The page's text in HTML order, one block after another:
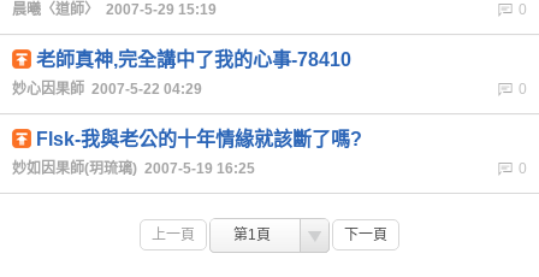
晨曦〈道師〉 2007-5-29 15:19 0
老師真神,完全講中了我的心事-78410
妙心因果師 2007-5-22 04:29 0
Flsk-我與老公的十年情緣就該斷了嗎?
妙如因果師(玥琉璃) 2007-5-19 16:25 0
上一頁 第1頁 下一頁